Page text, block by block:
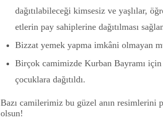
dağıtılabileceği kimsesiz ve yaşlılar,
etlerin pay sahiplerine dağıtılması
Bizzat yemek yapma imkâni olmayan
Birçok camimizde Kurban Bayramı
çocuklara dağıtıldı.
Bazı camilerimiz bu güzel anın resimlerini
olsun!